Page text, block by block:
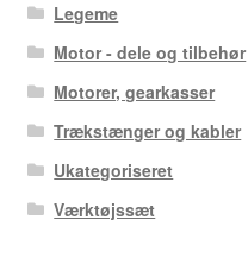
Legeme
Motor - dele og tilbehør
Motorer, gearkasser
Trækstænger og kabler
Ukategoriseret
Værktøjssæt